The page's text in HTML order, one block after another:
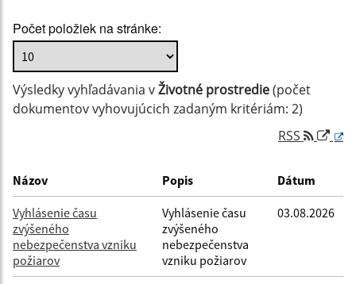
Popis:
Dátum zverejnenia od:
Počet položiek na stránke:
Výsledky vyhľadávania vŽivotné prostredie(počet
dokumentov vyhovujúcich zadaným kritériám: 2)
RSS
Názov Popis Dátum
Vyhlásenie času
zvýšeného
nebezpečenstva vzniku
požiarov
Vyhlásenie času
zvýšeného
nebezpečenstva
vzniku požiarov
03.08.2026